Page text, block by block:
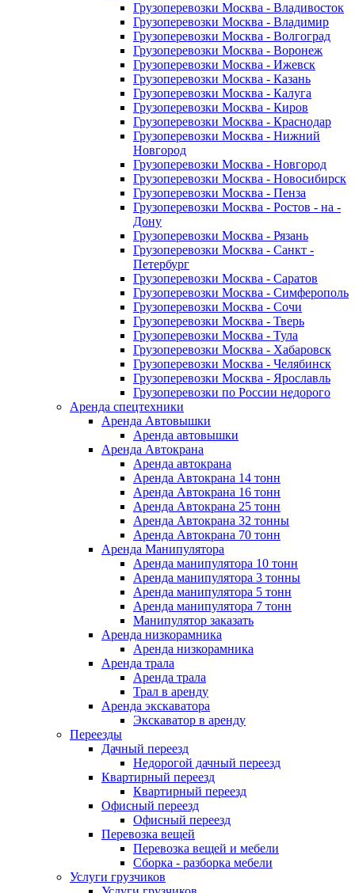
Грузоперевозки Москва - Владивосток
Грузоперевозки Москва - Владимир
Грузоперевозки Москва - Волгоград
Грузоперевозки Москва - Воронеж
Грузоперевозки Москва - Ижевск
Грузоперевозки Москва - Казань
Грузоперевозки Москва - Калуга
Грузоперевозки Москва - Киров
Грузоперевозки Москва - Краснодар
Грузоперевозки Москва - Нижний
Новгород
Грузоперевозки Москва - Новгород
Грузоперевозки Москва - Новосибирск
Грузоперевозки Москва - Пенза
Грузоперевозки Москва - Ростов - на -
Дону
Грузоперевозки Москва - Рязань
Грузоперевозки Москва - Санкт -
Петербург
Грузоперевозки Москва - Саратов
Грузоперевозки Москва - Симферополь
Грузоперевозки Москва - Сочи
Грузоперевозки Москва - Тверь
Грузоперевозки Москва - Тула
Грузоперевозки Москва - Хабаровск
Грузоперевозки Москва - Челябинск
Грузоперевозки Москва - Ярославль
Грузоперевозки по России недорого
Аренда спецтехники
Аренда Автовышки
Аренда автовышки
Аренда Автокрана
Аренда автокрана
Аренда Автокрана 14 тонн
Аренда Автокрана 16 тонн
Аренда Автокрана 25 тонн
Аренда Автокрана 32 тонны
Аренда Автокрана 70 тонн
Аренда Манипулятора
Аренда манипулятора 10 тонн
Аренда манипулятора 3 тонны
Аренда манипулятора 5 тонн
Аренда манипулятора 7 тонн
Манипулятор заказать
Аренда низкорамника
Аренда низкорамника
Аренда трала
Аренда трала
Трал в аренду
Аренда экскаватора
Экскаватор в аренду
Переезды
Дачный переезд
Недорогой дачный переезд
Квартирный переезд
Квартирный переезд
Офисный переезд
Офисный переезд
Перевозка вещей
Перевозка вещей и мебели
Сборка - разборка мебели
Услуги грузчиков